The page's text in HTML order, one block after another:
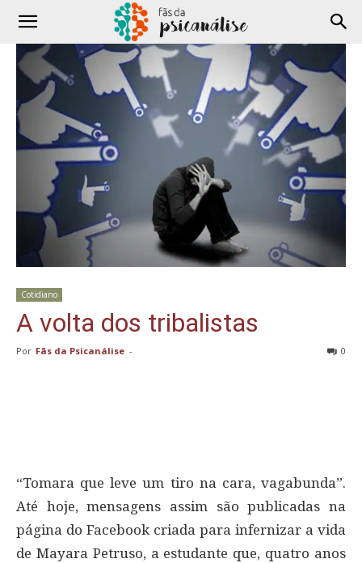
Cotidiano
A volta dos tribalistas
Por Fãs da Psicanálise - 0
“Tomara que leve um tiro na cara, vagabunda”.
Até hoje, mensagens assim são publicadas na
página do Facebook criada para infernizar a vida
de Mayara Petruso, a estudante que, quatro anos